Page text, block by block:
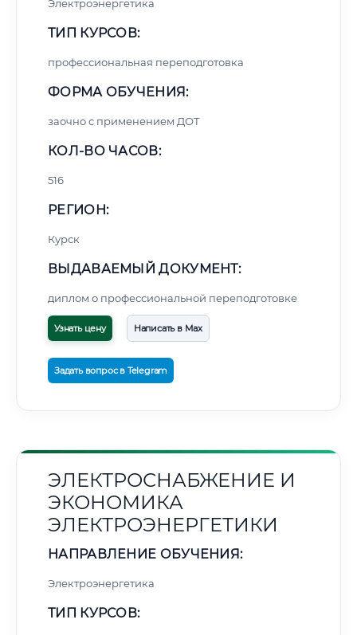
Электроэнергетика
ТИП КУРСОВ:
профессиональная переподготовка
ФОРМА ОБУЧЕНИЯ:
заочно с применением ДОТ
КОЛ-ВО ЧАСОВ:
516
РЕГИОН:
Курск
ВЫДАВАЕМЫЙ ДОКУМЕНТ:
диплом о профессиональной переподготовке
Узнать цену Написать в Max
Задать вопрос в Telegram
ЭЛЕКТРОСНАБЖЕНИЕ И
ЭКОНОМИКА
ЭЛЕКТРОЭНЕРГЕТИКИ
НАПРАВЛЕНИЕ ОБУЧЕНИЯ:
Электроэнергетика
ТИП КУРСОВ: